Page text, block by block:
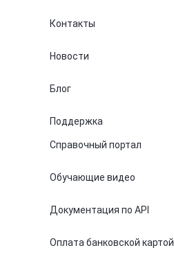
Контакты
Новости
Блог
Поддержка
Справочный портал
Обучающие видео
Документация по API
Оплата банковской картой